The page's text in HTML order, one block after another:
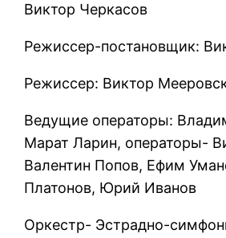
Виктор Черкасов
Режиссер-постановщик:
Режиссер: Виктор
Ведущие операторы:
Марат Ларин, операторы-
Валентин Попов, Ефим
Платонов, Юрий Иванов
Оркестр- Эстрадно-